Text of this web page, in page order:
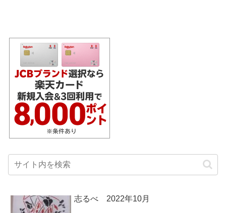
志るべ 2022年10月